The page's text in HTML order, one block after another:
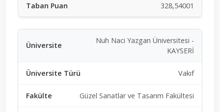
328,54001
Nuh Naci Yazgan Üniversitesi -
KAYSERİ
Vakıf
Güzel Sanatlar ve Tasarım Fakültesi